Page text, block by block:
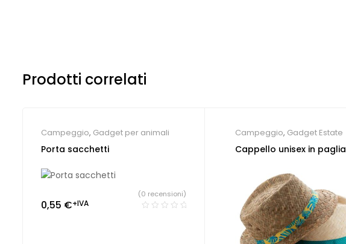
Prodotti correlati
Campeggio, Gadget per animali
Porta sacchetti
0,55 €+IVA
(0 recensioni)
Campeggio, Gadget Estate
Cappello unisex in paglia